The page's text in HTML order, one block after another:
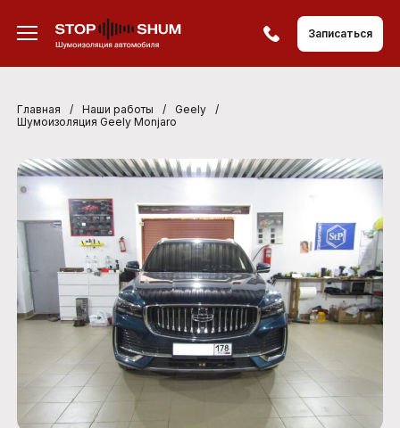
Записаться
Главная / Наши работы / Geely
/
Шумоизоляция Geely Monjaro